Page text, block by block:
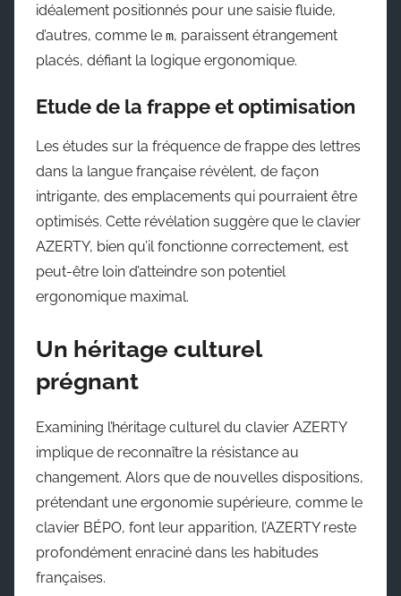
idéalement positionnés pour une saisie fluide,
d’autres, comme le m, paraissent étrangement
placés, défiant la logique ergonomique.
Etude de la frappe et optimisation
Les études sur la fréquence de frappe des lettres
dans la langue française révèlent, de façon
intrigante, des emplacements qui pourraient être
optimisés. Cette révélation suggère que le clavier
AZERTY, bien qu’il fonctionne correctement, est
peut-être loin d’atteindre son potentiel
ergonomique maximal.
Un héritage culturel
prégnant
Examining l’héritage culturel du clavier AZERTY
implique de reconnaître la résistance au
changement. Alors que de nouvelles dispositions,
prétendant une ergonomie supérieure, comme le
clavier BÉPO, font leur apparition, l’AZERTY reste
profondément enraciné dans les habitudes
françaises.